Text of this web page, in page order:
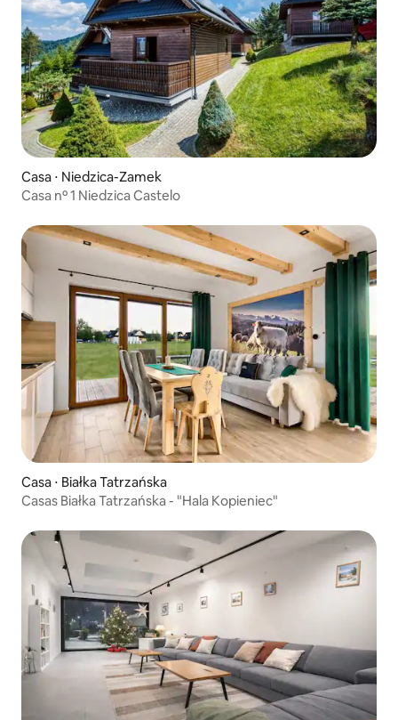
Casa ⋅ Niedzica-Zamek
Casa nº 1 Niedzica Castelo
Casa ⋅ Białka Tatrzańska
Casas Białka Tatrzańska - "Hala Kopieniec"